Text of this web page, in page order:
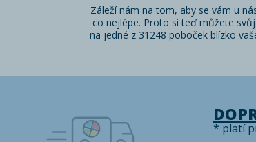
Záleží nám na tom, aby se vám u
co nejlépe. Proto si teď můžete
na jedné z 31248 poboček blízko
* platí